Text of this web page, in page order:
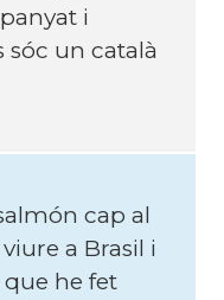
i
sóc un català
cap al
a Brasil i
he fet